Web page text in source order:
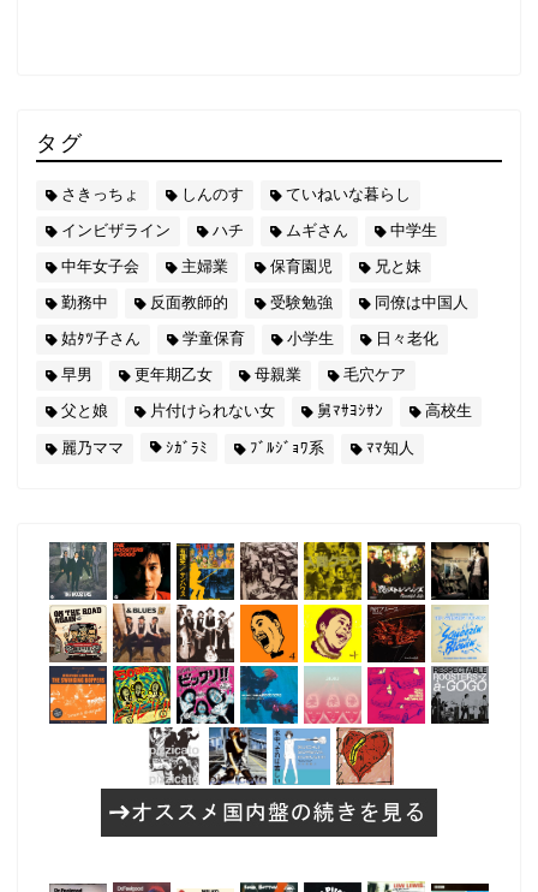
タグ
さきっちょ しんのす
ていねいな暮らし
インビザライン
ハチ ムギさん
中学生
中年女子会
主婦業 保育園児
兄と妹
勤務中
反面教師的 受験勉強
同僚は中国人
姑ﾀﾂ子さん
学童保育 小学生
日々老化
早男
更年期乙女 母親業
毛穴ケア
父と娘
片付けられない女 舅ﾏｻﾖｼｻﾝ 高校生
麗乃ママ ｼｶﾞﾗﾐ ﾌﾞﾙｼﾞｮﾜ系 ﾏﾏ知人